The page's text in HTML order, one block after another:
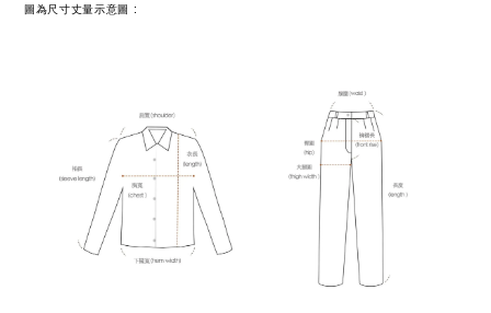
圖為尺寸丈量示意圖 :